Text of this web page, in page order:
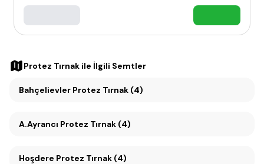
Protez Tırnak ile İlgili Semtler
Bahçelievler Protez Tırnak (4)
A.Ayrancı Protez Tırnak (4)
Hoşdere Protez Tırnak (4)